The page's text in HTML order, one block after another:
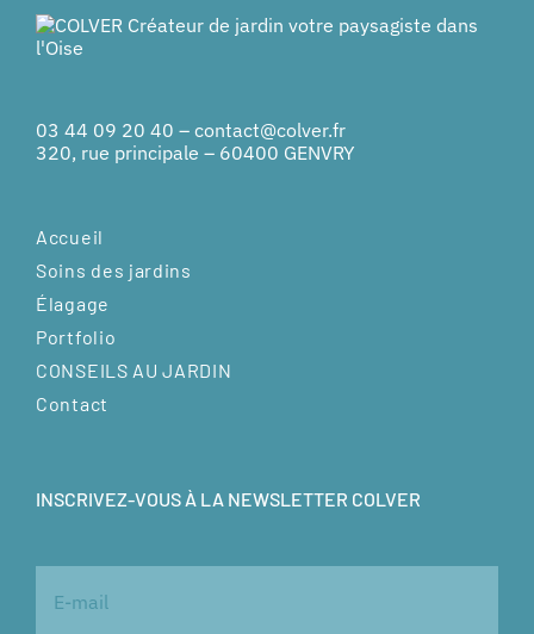
03 44 09 20 40 – contact@colver.fr
320, rue principale – 60400 GENVRY
Accueil
Soins des jardins
Élagage
Portfolio
CONSEILS AU JARDIN
Contact
INSCRIVEZ-VOUS À LA NEWSLETTER COLVER